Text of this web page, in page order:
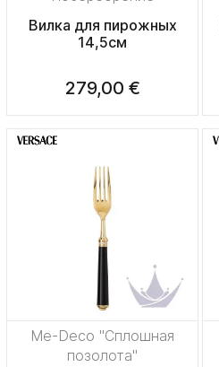
Вилка для пирожных
14,5см
279,00 €
Me-Deco "Сплошная
позолота"